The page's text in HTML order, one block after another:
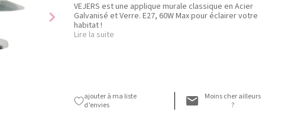
chevron_right
VEJERS est une applique murale classique en Acier
Galvanisé et Verre. E27, 60W Max pour éclairer votre
habitat !
Lire la suite
ajouter à ma liste
d’envies
Moins cher ailleurs
?